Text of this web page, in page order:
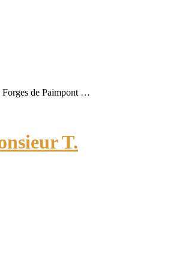
Forges de Paimpont …
T.